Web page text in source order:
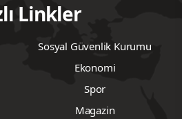
Linkler
Sosyal Güvenlik Kurumu
Ekonomi
Spor
Magazin